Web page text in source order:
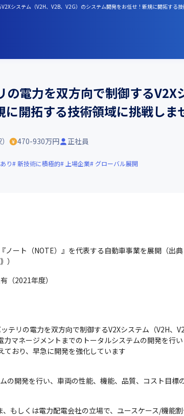
システム（V2H、V2B、V2G）のシステム開発をお任せ！新規に開拓する
電力を双方向で制御するV2X
開拓する技術領域に挑戦しま
470-930万円 正社員
り 新技術に積極的 上場企業 グローバル展開
ート（NOTE）』を代表する自動車事業を展開（出
（2021年度）
テリの電力を双方向で制御するV2Xシステム（V2H、
力マネージメントまでのトータルシステムの開発を行
ており、早急に開発を強化しています
の開発を行い、車両の性能、機能、品質、コスト目標
もしくは電力配電会社の立場で、ユースケース/機能